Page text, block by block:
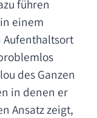
führen
einem
Aufenthaltsort
des Ganzen
in denen er
Ansatz zeigt,